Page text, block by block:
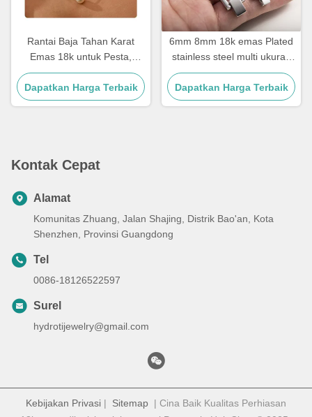
Rantai Baja Tahan Karat
Emas 18k untuk Pesta,
Dilapisi Emas, Kalung Tiga
Lapis dengan Liontin
Mutiara, 17.72 Inci
Dapatkan Harga Terbaik
6mm 8mm 18k emas Plated
stainless steel multi ukuran
rantai perak Kuba Link rantai
Dapatkan Harga Terbaik
Kontak Cepat
Alamat
Komunitas Zhuang, Jalan Shajing, Distrik Bao'an, Kota
Shenzhen, Provinsi Guangdong
Tel
0086-18126522597
Surel
hydrotijewelry@gmail.com
Kebijakan Privasi | Sitemap | Cina Baik Kualitas Perhiasan